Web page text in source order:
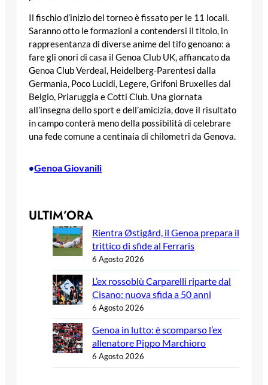
Il fischio d’inizio del torneo è fissato per le 11 locali.
Saranno otto le formazioni a contendersi il titolo, in
rappresentanza di diverse anime del tifo genoano: a
fare gli onori di casa il Genoa Club UK, affiancato da
Genoa Club Verdeal, Heidelberg-Parentesi dalla
Germania, Poco Lucidi, Legere, Grifoni Bruxelles dal
Belgio, Priaruggia e Cotti Club. Una giornata
all’insegna dello sport e dell’amicizia, dove il risultato
in campo conterà meno della possibilità di celebrare
una fede comune a centinaia di chilometri da Genova.
•Genoa Giovanili
ULTIM’ORA
Rientra Østigård, il Genoa prepara il
trittico di sfide al Ferraris
6 Agosto 2026
L’ex rossoblù Carparelli riparte dal
Cisano: nuova sfida a 50 anni
6 Agosto 2026
Genoa in lutto: è scomparso l’ex
allenatore Pippo Marchioro
6 Agosto 2026